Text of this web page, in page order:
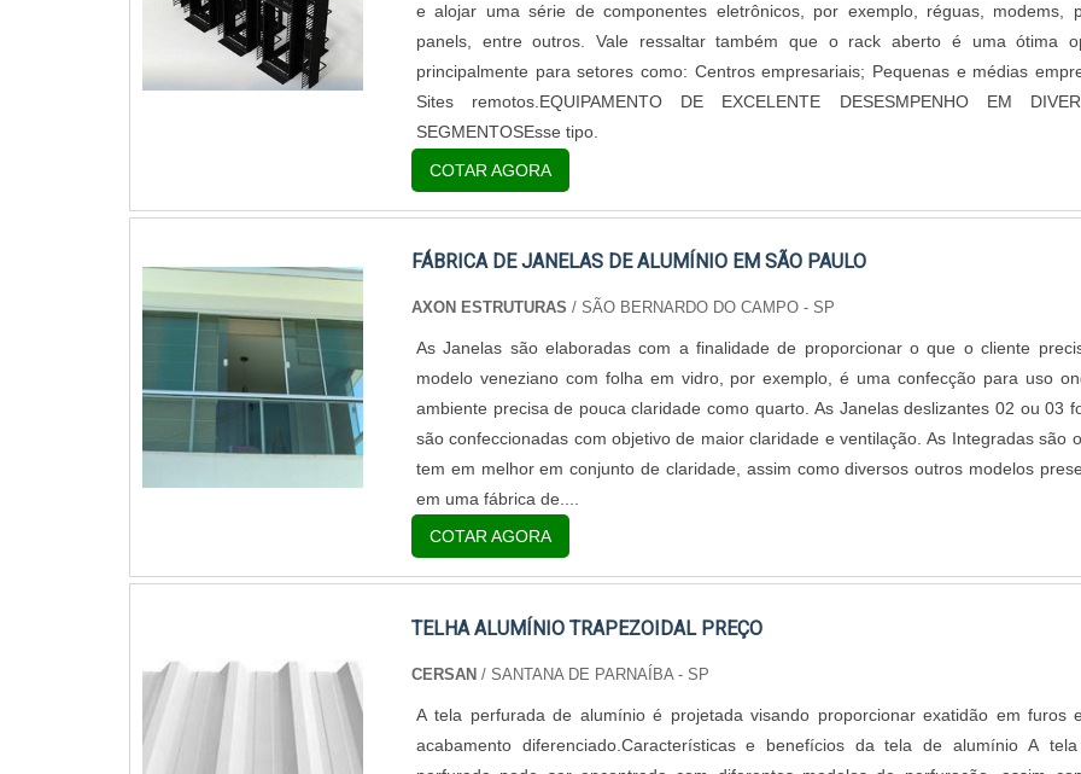
e alojar uma série de componentes eletrônicos, por exemplo, réguas, modems,
panels, entre outros. Vale ressaltar também que o rack aberto é uma ótima
principalmente para setores como: Centros empresariais; Pequenas e médias
Sites remotos.EQUIPAMENTO DE EXCELENTE DESESMPENHO EM
SEGMENTOSEsse tipo.
COTAR AGORA
FÁBRICA DE JANELAS DE ALUMÍNIO EM SÃO PAULO
AXON ESTRUTURAS / SÃO BERNARDO DO CAMPO - SP
As Janelas são elaboradas com a finalidade de proporcionar o que o cliente
modelo veneziano com folha em vidro, por exemplo, é uma confecção para uso
ambiente precisa de pouca claridade como quarto. As Janelas deslizantes 02 ou 03
são confeccionadas com objetivo de maior claridade e ventilação. As Integradas são
tem em melhor em conjunto de claridade, assim como diversos outros modelos
em uma fábrica de....
COTAR AGORA
TELHA ALUMÍNIO TRAPEZOIDAL PREÇO
CERSAN / SANTANA DE PARNAÍBA - SP
A tela perfurada de alumínio é projetada visando proporcionar exatidão em furos
acabamento diferenciado.Características e benefícios da tela de alumínio A